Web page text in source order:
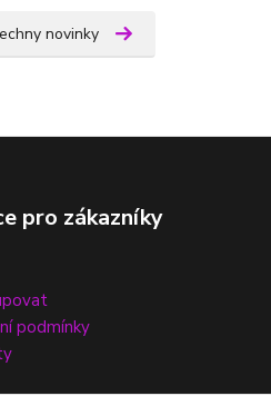
novinky
pro zákazníky
podmínky